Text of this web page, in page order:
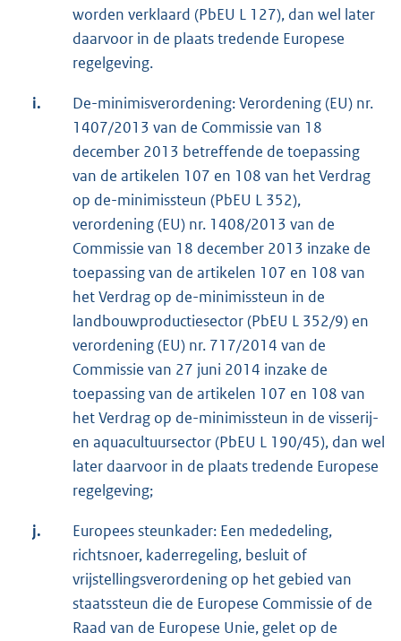
worden verklaard (PbEU L 127), dan wel later
daarvoor in de plaats tredende Europese
regelgeving.
i.
De-minimisverordening: Verordening (EU) nr.
1407/2013 van de Commissie van 18
december 2013 betreffende de toepassing
van de artikelen 107 en 108 van het Verdrag
op de-minimissteun (PbEU L 352),
verordening (EU) nr. 1408/2013 van de
Commissie van 18 december 2013 inzake de
toepassing van de artikelen 107 en 108 van
het Verdrag op de-minimissteun in de
landbouwproductiesector (PbEU L 352/9) en
verordening (EU) nr. 717/2014 van de
Commissie van 27 juni 2014 inzake de
toepassing van de artikelen 107 en 108 van
het Verdrag op de-minimissteun in de visserij-
en aquacultuursector (PbEU L 190/45), dan wel
later daarvoor in de plaats tredende Europese
regelgeving;
j.
Europees steunkader: Een mededeling,
richtsnoer, kaderregeling, besluit of
vrijstellingsverordening op het gebied van
staatssteun die de Europese Commissie of de
Raad van de Europese Unie, gelet op de